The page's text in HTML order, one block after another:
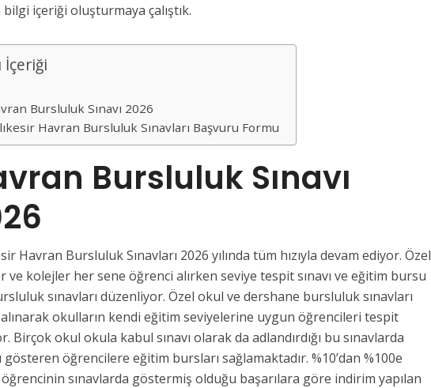
içeriği oluşturmaya çalıştık.
İçeriği
Bursluluk Sınavı 2026
Havran Bursluluk Sınavları Başvuru Formu
Bursluluk Sınavı
Havran Bursluluk Sınavları 2026 yılında tüm hızıyla devam ediyor. Özel
ve kolejler her sene öğrenci alırken seviye tespit sınavı ve eğitim bursu
sınavları düzenliyor. Özel okul ve dershane bursluluk sınavları
okulların kendi eğitim seviyelerine uygun öğrencileri tespit
Birçok okul okula kabul sınavı olarak da adlandırdığı bu sınavlarda
gösteren öğrencilere eğitim bursları sağlamaktadır. %10’dan %100e
sınavlarda göstermiş olduğu başarılara göre indirim yapılan